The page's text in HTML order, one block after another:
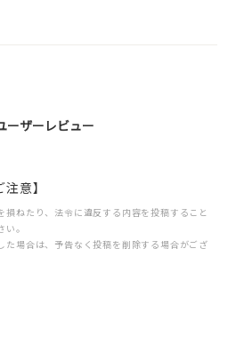
ーザーレビュー
意】
損ねたり、法令に違反する内容を投稿すること
。
た場合は、予告なく投稿を削除する場合がござ